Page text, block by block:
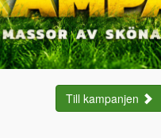
Till kampanjen